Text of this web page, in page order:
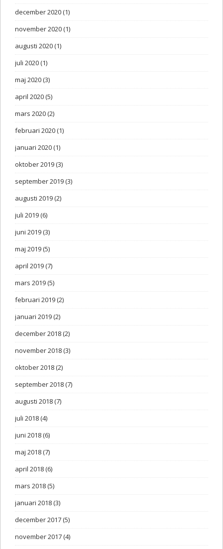
december 2020(1)
november 2020(1)
augusti 2020(1)
juli 2020(1)
maj 2020(3)
april 2020(5)
mars 2020(2)
februari 2020(1)
januari 2020(1)
oktober 2019(3)
september 2019(3)
augusti 2019(2)
juli 2019(6)
juni 2019(3)
maj 2019(5)
april 2019(7)
mars 2019(5)
februari 2019(2)
januari 2019(2)
december 2018(2)
november 2018(3)
oktober 2018(2)
september 2018(7)
augusti 2018(7)
juli 2018(4)
juni 2018(6)
maj 2018(7)
april 2018(6)
mars 2018(5)
januari 2018(3)
december 2017(5)
november 2017(4)